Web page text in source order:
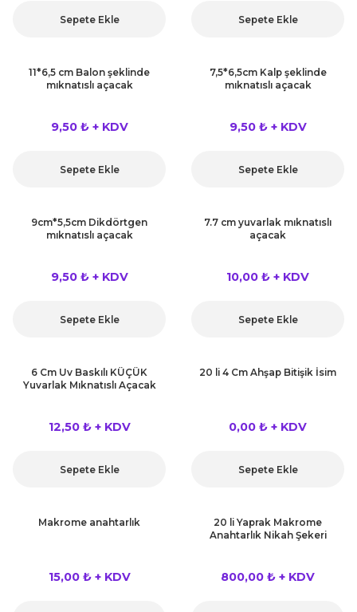
Sepete Ekle Sepete Ekle
11*6,5 cm Balon şeklinde
mıknatıslı açacak
9,50 ₺ + KDV
Sepete Ekle
7,5*6,5cm Kalp şeklinde
mıknatıslı açacak
9,50 ₺ + KDV
Sepete Ekle
9cm*5,5cm Dikdörtgen
mıknatıslı açacak
9,50 ₺ + KDV
Sepete Ekle
7.7 cm yuvarlak mıknatıslı
açacak
10,00 ₺ + KDV
Sepete Ekle
6 Cm Uv Baskılı KÜÇÜK
Yuvarlak Mıknatıslı Açacak
12,50 ₺ + KDV
Sepete Ekle
20 li 4 Cm Ahşap Bitişik İsim
0,00 ₺ + KDV
Sepete Ekle
Makrome anahtarlık
15,00 ₺ + KDV
20 li Yaprak Makrome
Anahtarlık Nikah Şekeri
800,00 ₺ + KDV